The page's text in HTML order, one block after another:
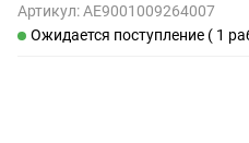
Артикул:AE9001009264007
Ожидается поступление ( 1